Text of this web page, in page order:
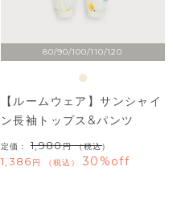
80/90/100/110/120
【ルームウェア】サンシャイ
ン長袖トップス&パンツ
定価： 1,980 （税込）
1,386 税込 30%off